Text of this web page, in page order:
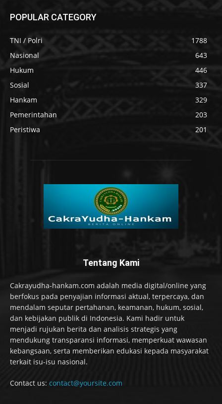
POPULAR CATEGORY
TNI / Polri
1788
Nasional
643
Hukum
446
Sosial
337
Hankam
329
Pemerintahan
203
Peristiwa
201
Tentang Kami
Cakrayudha-hankam.com adalah media digital/online yang
berfokus pada penyajian informasi aktual, terpercaya, dan
mendalam seputar pertahanan, keamanan, hukum, sosial,
dan kebijakan publik di Indonesia. Kami hadir untuk
menjadi rujukan berita dan analisis strategis yang
mendukung transparansi informasi, memperkuat wawasan
kebangsaan, serta memberikan edukasi kepada masyarakat
terkait isu-isu nasional.
Contact us: contact@yoursite.com